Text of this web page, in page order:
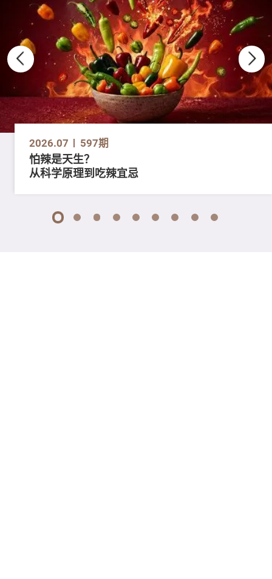
2026.07 597期
怕辣是天生？
从科学原理到吃辣宜忌
1 2 3 4 5 6 7 8 9